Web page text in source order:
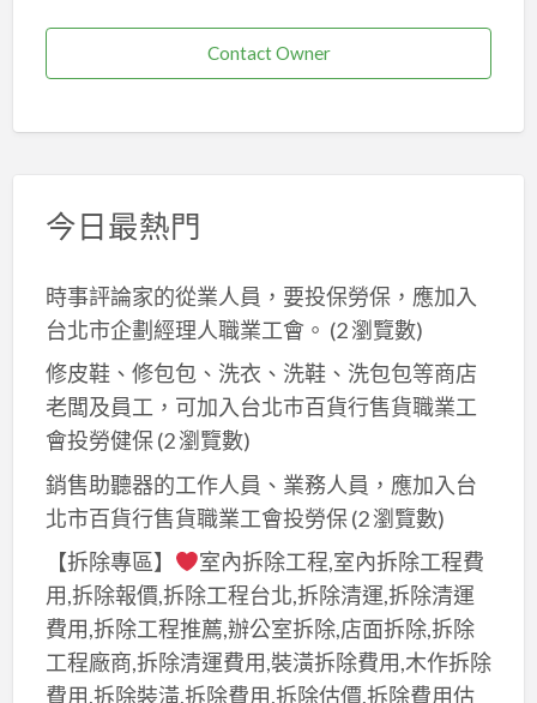
Contact Owner
今日最熱門
時事評論家的從業人員，要投保勞保，應加入
台北市企劃經理人職業工會。 (2 瀏覽數)
修皮鞋、修包包、洗衣、洗鞋、洗包包等商店
老闆及員工，可加入台北巿百貨行售貨職業工
會投勞健保(2 瀏覽數)
銷售助聽器的工作人員、業務人員，應加入台
北市百貨行售貨職業工會投勞保(2 瀏覽數)
【拆除專區】
室內拆除工程,室內拆除工程費
用,拆除報價,拆除工程台北,拆除清運,拆除清運
費用,拆除工程推薦,辦公室拆除,店面拆除,拆除
工程廠商,拆除清運費用,裝潢拆除費用,木作拆除
費用,拆除裝潢,拆除費用,拆除估價,拆除費用估